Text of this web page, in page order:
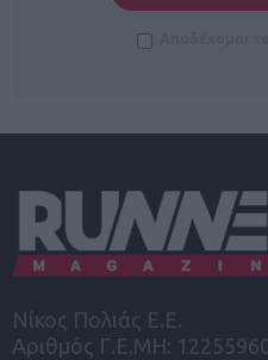
Νίκος Πολιάς Ε.Ε.
Αριθμός Γ.Ε.ΜΗ: